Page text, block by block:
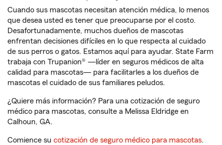
Cuando sus mascotas necesitan atención médica, lo menos
que desea usted es tener que preocuparse por el costo.
Desafortunadamente, muchos dueños de mascotas
enfrentan decisiones difíciles en lo que respecta al cuidado
de sus perros o gatos. Estamos aquí para ayudar. State Farm
trabaja con Trupanion® —líder en seguros médicos de alta
calidad para mascotas— para facilitarles a los dueños de
mascotas el cuidado de sus familiares peludos.
¿Quiere más información? Para una cotización de seguro
médico para mascotas, consulte a Melissa Eldridge en
Calhoun, GA.
Comience su cotización de seguro médico para mascotas.